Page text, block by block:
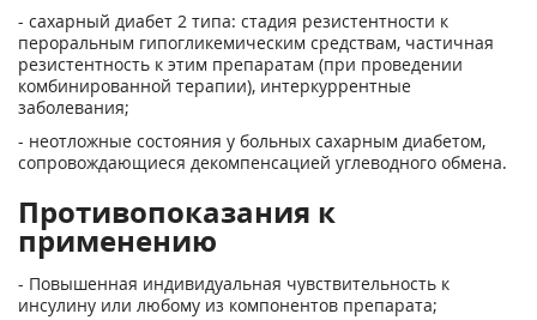
- сахарный диабет 2 типа: стадия резистентности к
пероральным гипогликемическим средствам, частичная
резистентность к этим препаратам (при проведении
комбинированной терапии), интеркуррентные
заболевания;
- неотложные состояния у больных сахарным диабетом,
сопровождающиеся декомпенсацией углеводного обмена.
Противопоказания к
применению
- Повышенная индивидуальная чувствительность к
инсулину или любому из компонентов препарата;